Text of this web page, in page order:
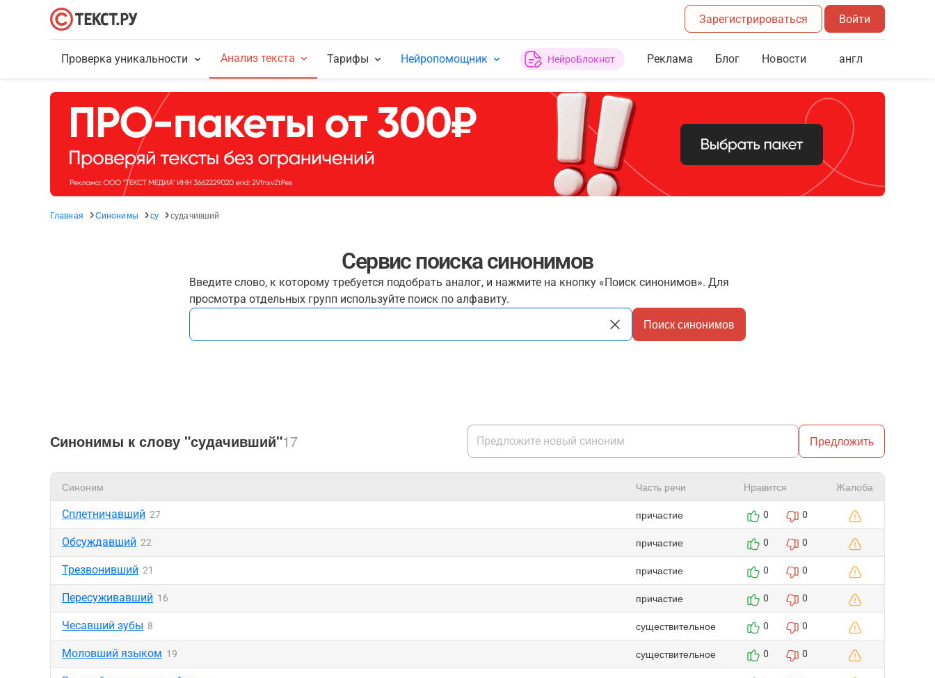
Зарегистрироваться Войти
Проверка уникальности Анализ текста Тарифы Нейропомощник НейроБлокнот Реклама Блог Новости англ
Главная Синонимы су судачивший
Сервис поиска синонимов
Введите слово, к которому требуется подобрать аналог, и нажмите на кнопку «Поиск синонимов». Для
просмотра отдельных групп используйте поиск по алфавиту.
Поиск синонимов
Синонимы к слову "судачивший"17 Предложить
Синоним Часть речи Нравится Жалоба
Сплетничавший 27 причастие 0 0
Обсуждавший 22 причастие 0 0
Трезвонивший 21 причастие 0 0
Пересуживавший 16 причастие 0 0
Чесавший зубы 8 существительное 0 0
Моловший языком 19 существительное 0 0